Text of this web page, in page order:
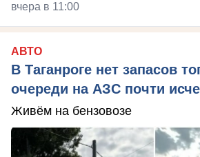
вчера в 11:00
АВТО
В Таганроге нет запасов
очереди на АЗС почти
Живём на бензовозе